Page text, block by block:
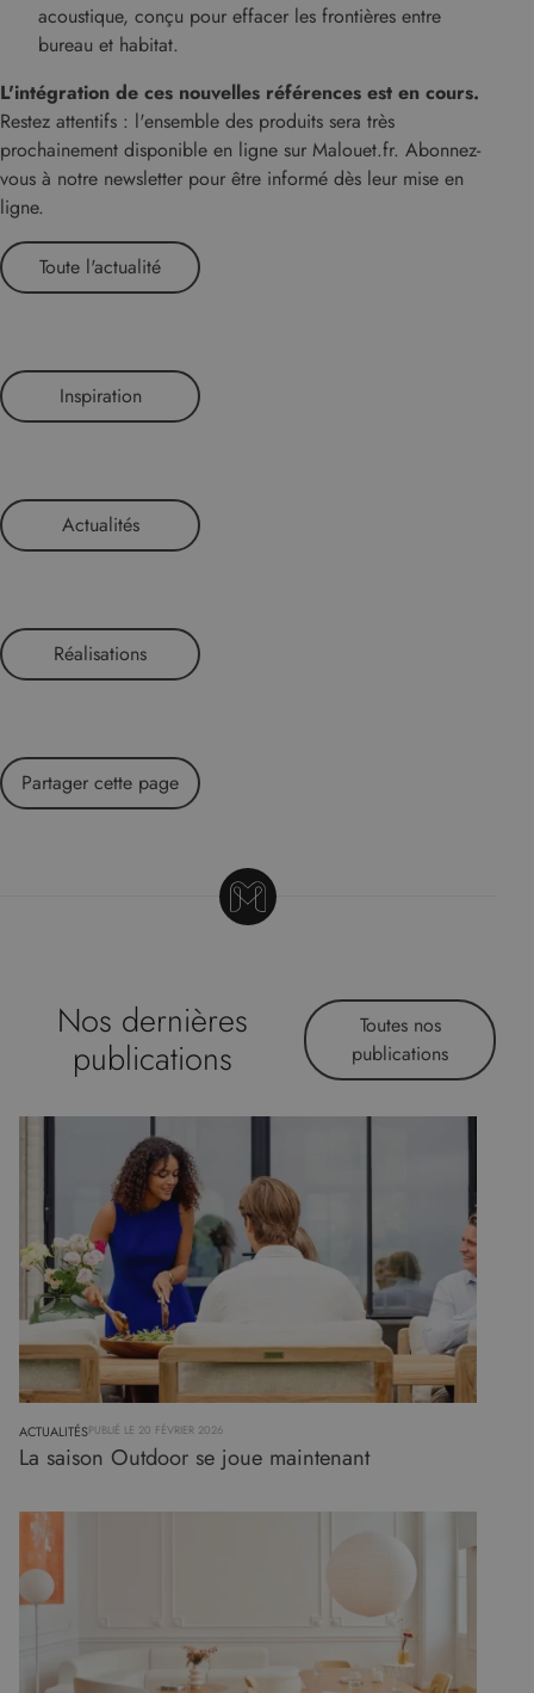
acoustique, conçu pour effacer les frontières entre
bureau et habitat.
L'intégration de ces nouvelles références est en cours.
Restez attentifs : l'ensemble des produits sera très
prochainement disponible en ligne sur Malouet.fr. Abonnez-
vous à notre newsletter pour être informé dès leur mise en
ligne.
Toute l'actualité
Inspiration
Actualités
Réalisations
Partager cette page
Nos dernières
publications
Toutes nos
publications
ACTUALITÉSPUBLIÉ LE 20 FÉVRIER 2026
La saison Outdoor se joue maintenant